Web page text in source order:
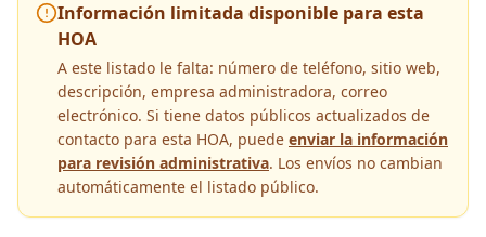
Información limitada disponible para esta
HOA
A este listado le falta: número de teléfono, sitio web,
descripción, empresa administradora, correo
electrónico. Si tiene datos públicos actualizados de
contacto para esta HOA, puede enviar la información
para revisión administrativa. Los envíos no cambian
automáticamente el listado público.